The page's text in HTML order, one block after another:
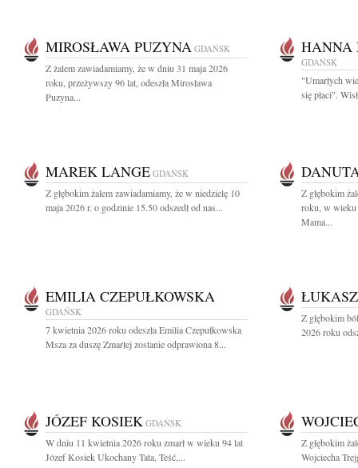
MIROSŁAWA PUZYNA GDAŃSK
Z żalem zawiadamiamy, że w dniu 31 maja 2026
roku, przeżywszy 96 lat, odeszła Mirosława
Puzyna...
HANNA
GDAŃSK
"Umarłych
się płaci".
MAREK LANGE GDAŃSK
Z głębokim żalem zawiadamiamy, że w niedzielę 10
maja 2026 r. o godzinie 15.50 odszedł od nas...
Z głębokim
roku, w wieku
Mama...
EMILIA CZEPUŁKOWSKA
GDAŃSK
7 kwietnia 2026 roku odeszła Emilia Czepułkowska
Msza za duszę Zmarłej zostanie odprawiona 8...
Z głębokim
2026 roku
JÓZEF KOSIEK GDAŃSK
W dniu 11 kwietnia 2026 roku zmarł w wieku 94 lat
Józef Kosiek Ukochany Tata, Teść,...
Z głębokim
Wojciecha